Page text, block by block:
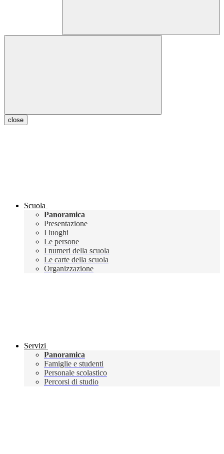
close
Scuola
Panoramica
Presentazione
I luoghi
Le persone
I numeri della scuola
Le carte della scuola
Organizzazione
Servizi
Panoramica
Famiglie e studenti
Personale scolastico
Percorsi di studio